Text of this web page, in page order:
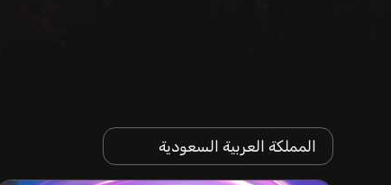
المملكة العربية السعودية